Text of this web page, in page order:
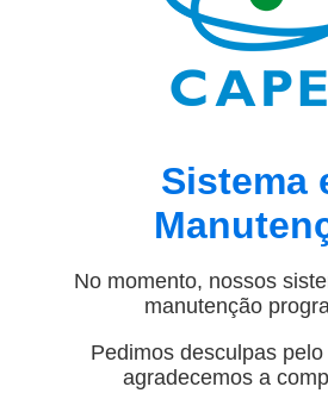
Sistema
No momento, nossos
manutenção
Pedimos desculpas
agradecemos a